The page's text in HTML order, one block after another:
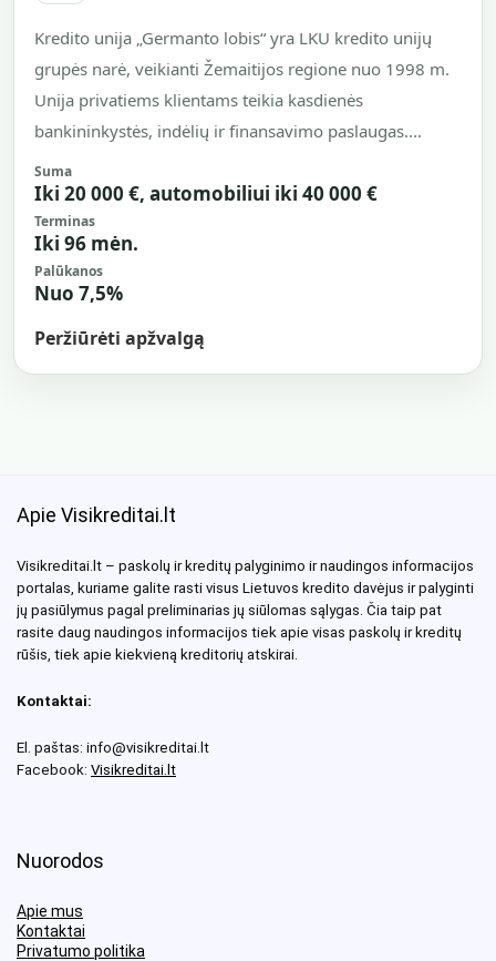
Kredito unija „Germanto lobis“ yra LKU kredito unijų
grupės narė, veikianti Žemaitijos regione nuo 1998 m.
Unija privatiems klientams teikia kasdienės
bankininkystės, indėlių ir finansavimo paslaugas....
Suma
Iki 20 000 €, automobiliui iki 40 000 €
Terminas
Iki 96 mėn.
Palūkanos
Nuo 7,5%
Peržiūrėti apžvalgą
Apie Visikreditai.lt
Visikreditai.lt – paskolų ir kreditų palyginimo ir naudingos informacijos
portalas, kuriame galite rasti visus Lietuvos kredito davėjus ir palyginti
jų pasiūlymus pagal preliminarias jų siūlomas sąlygas. Čia taip pat
rasite daug naudingos informacijos tiek apie visas paskolų ir kreditų
rūšis, tiek apie kiekvieną kreditorių atskirai.
Kontaktai:
El. paštas: info@visikreditai.lt
Facebook: Visikreditai.lt
Nuorodos
Apie mus
Kontaktai
Privatumo politika